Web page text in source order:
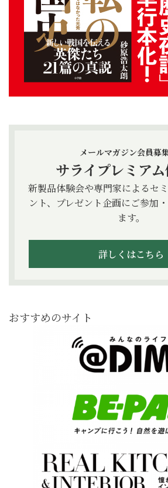
メールマガジン会員募
サライプレミア
新製品体験会や専門家によるセ
ント、プレゼント企画にご参加
ます。
詳しくはこちら
おすすめのサイト